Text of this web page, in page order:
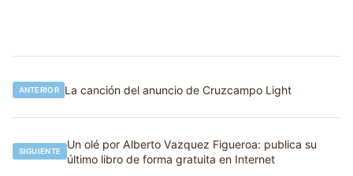
Navegación
ANTERIOR La canción del anuncio de Cruzcampo Light
SIGUIENTE
Un olé por Alberto Vazquez Figueroa: publica su
último libro de forma gratuita en Internet